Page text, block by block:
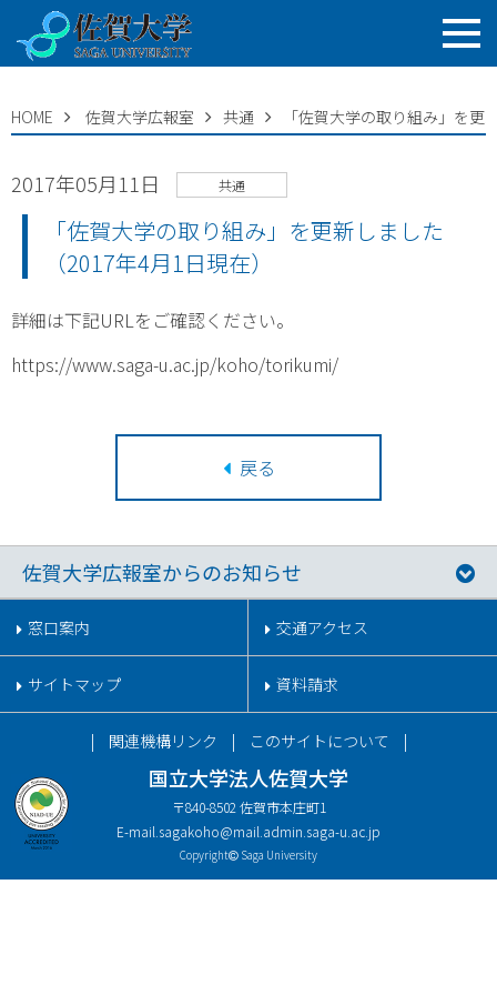
HOME 佐賀大学広報室 共通 「佐賀大学の取り組み」を更
2017年05月11日 共通
「佐賀大学の取り組み」を更新しました
（2017年4月1日現在）
詳細は下記URLをご確認ください。
https://www.saga-u.ac.jp/koho/torikumi/
戻る
佐賀大学広報室からのお知らせ
窓口案内 交通アクセス
サイトマップ 資料請求
国立大学法人佐賀大学
〒840-8502 佐賀市本庄町1
E-mail. sagakoho@mail.admin.saga-u.ac.jp
関連機構リンク このサイトについて
Copyright Saga University